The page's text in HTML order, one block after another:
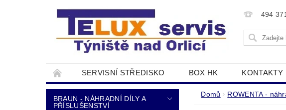
494
SERVISNÍ STŘEDISKO BOX HK KONTAKTY
DOPRAVA A PLATBA NAPIŠTE NÁM OBCHODNÍ
BRAUN - NÁHRADNÍ DÍLY A
PŘÍSLUŠENSTVÍ
Domů ROWENTA -